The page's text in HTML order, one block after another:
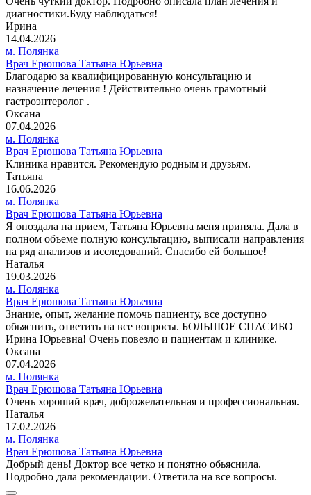
диагностики.Буду наблюдаться!
Ирина
14.04.2026
м. Полянка
Врач Ерюшова Татьяна Юрьевна
Благодарю за квалифицированную консультацию и
назначение лечения ! Действительно очень грамотный
гастроэнтеролог .
Оксана
07.04.2026
м. Полянка
Врач Ерюшова Татьяна Юрьевна
Клиника нравится. Рекомендую родным и друзьям.
Татьяна
16.06.2026
м. Полянка
Врач Ерюшова Татьяна Юрьевна
Я опоздала на прием, Татьяна Юрьевна меня приняла. Дала в
полном объеме полную консультацию, выписали направления
на ряд анализов и исследований. Спасибо ей большое!
Наталья
19.03.2026
м. Полянка
Врач Ерюшова Татьяна Юрьевна
Знание, опыт, желание помочь пациенту, все доступно
обьяснить, ответить на все вопросы. БОЛЬШОЕ СПАСИБО
Ирина Юрьевна! Очень повезло и пациентам и клинике.
Оксана
07.04.2026
м. Полянка
Врач Ерюшова Татьяна Юрьевна
Очень хороший врач, доброжелательная и профессиональная.
Наталья
17.02.2026
м. Полянка
Врач Ерюшова Татьяна Юрьевна
Добрый день! Доктор все четко и понятно обьяснила.
Подробно дала рекомендации. Ответила на все вопросы.